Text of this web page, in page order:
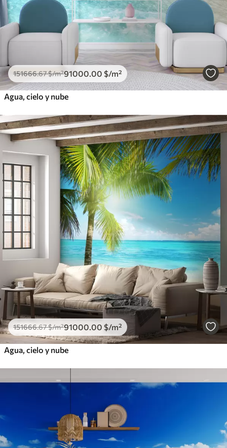
151666.67$/m²91000 .00 $/m²
Agua, cielo y nube
151666.67$/m²91000 .00 $/m²
Agua, cielo y nube